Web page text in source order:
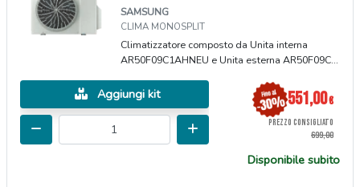
SAMSUNG
CLIMA MONOSPLIT
Climatizzatore composto da Unita interna
AR50F09C1AHNEU e Unita esterna AR50F09C...
Aggiungi kit 551,00€
PREZZO CONSIGLIATO
699,00
Disponibile subito